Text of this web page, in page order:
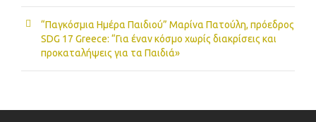
“Παγκόσμια Ημέρα Παιδιού” Μαρίνα Πατούλη, πρόεδρος
SDG 17 Greece: “Για έναν κόσμο χωρίς διακρίσεις και
προκαταλήψεις για τα Παιδιά»